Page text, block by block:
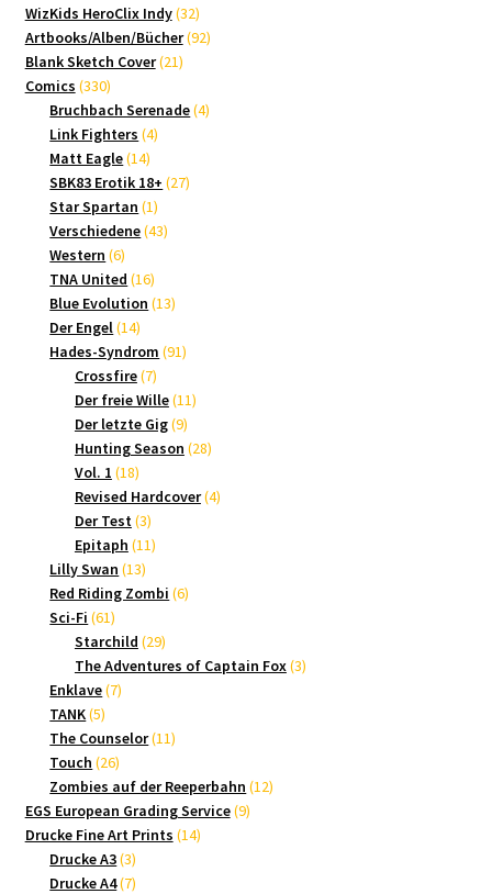
Produkte
WizKids HeroClix Indy 3232
Produkte
Artbooks/Alben/Bücher 9292
Blank Sketch Cover 2121
Comics 330330
Produkte
Bruchbach Serenade 44
Link Fighters 44
Matt Eagle 1414
Produkte
SBK83 Erotik 18+ 2727
Star Spartan 11
Produkt
Verschiedene 4343
Western 66
Produkte
TNA United 1616
Produkte
Blue Evolution 1313
Der Engel 1414
Produkte
Hades-Syndrom 9191
Crossfire 77
Produkte
Der freie Wille 1111
Der letzte Gig 99
Produkte
Hunting Season 2828
Vol. 1 1818
Produkte
Revised Hardcover 44
Der Test 33
Produkte
Epitaph 1111
Lilly Swan 1313
Produkte
Red Riding Zombi 66
Sci-Fi 6161
Produkte
Starchild 2929
Produkte
The Adventures of Captain Fox 33
Enklave 77
TANK 55
Produkte
The Counselor 1111
Touch 2626
Produkte
Zombies auf der Reeperbahn 1212
EGS European Grading Service 99
Drucke Fine Art Prints 1414
Drucke A3 33
Produkte
Drucke A4 77